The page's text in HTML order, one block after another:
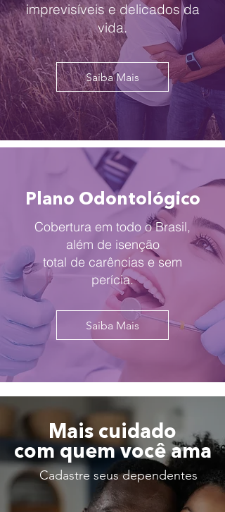
imprevisíveis e delicados da
vida.
Saiba Mais
Plano Odontológico
Cobertura em todo o Brasil,
além de isenção
total de carências e sem
perícia.
Saiba Mais
Mais cuidado
com quem você ama
Cadastre seus dependentes